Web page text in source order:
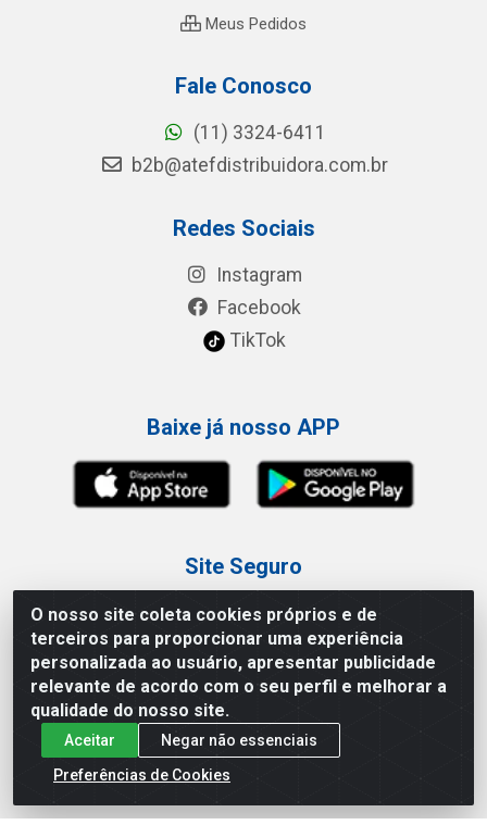
O nosso site coleta cookies próprios e de
terceiros para proporcionar uma experiência
personalizada ao usuário, apresentar publicidade
relevante de acordo com o seu perfil e melhorar a
qualidade do nosso site.
Aceitar
Negar não essenciais
Preferências de Cookies
Meus Pedidos
Fale Conosco
(11) 3324-6411
b2b@atefdistribuidora.com.br
Redes Sociais
Instagram
Facebook
TikTok
Baixe já nosso APP
Site Seguro
Loja / Showroom
Tel.: (11) 3227-0546
Av Vautier, 587/597 - Pari - São Paulo/SP